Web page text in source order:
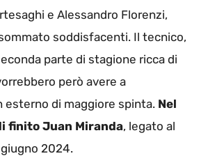
e Alessandro Florenzi,
soddisfacenti. Il tecnico,
parte di stagione ricca di
però avere a
esterno di maggiore spinta. Nel
finito Juan Miranda, legato al
2024.